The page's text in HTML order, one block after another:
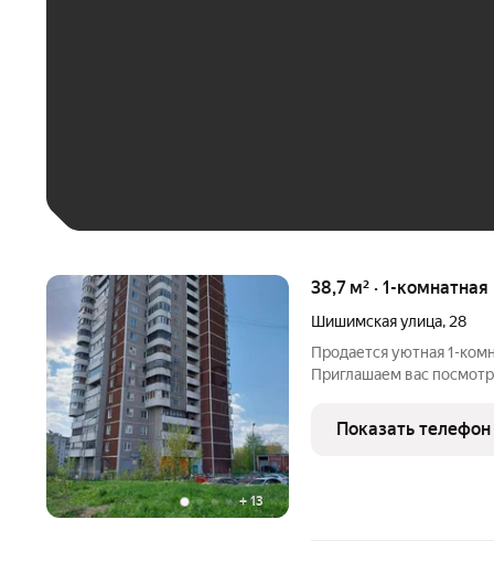
+13
38,7 м² · 1-
Шишимская улица, 28
Продается уютная 1-
Приглашаем вас
тепло, что особенно
идеально подойдет для
Показать телефон